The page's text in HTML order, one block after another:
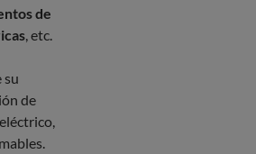
de
, etc.
su
de